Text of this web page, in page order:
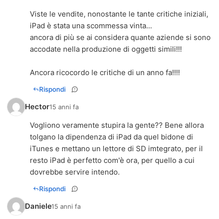
Viste le vendite, nonostante le tante critiche iniziali,
iPad è stata una scommessa vinta...
ancora di più se ai considera quante aziende si sono
accodate nella produzione di oggetti simili!!!
Ancora ricocordo le critiche di un anno fa!!!!
Rispondi
Hector15 anni fa
Vogliono veramente stupira la gente?? Bene allora
tolgano la dipendenza di iPad da quel bidone di
iTunes e mettano un lettore di SD imtegrato, per il
resto iPad è perfetto com'è ora, per quello a cui
dovrebbe servire intendo.
Rispondi
Daniele15 anni fa